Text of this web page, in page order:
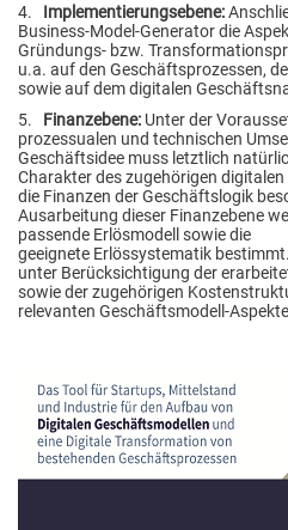
4. Implementierungsebene:
Business-Model-Generator die
Gründungs- bzw.
u.a. auf den Geschäftsprozessen,
sowie auf dem digitalen
5. Finanzebene: Unter der
prozessualen und technischen
Geschäftsidee muss letztlich
Charakter des zugehörigen
die Finanzen der Geschäftslogik
Ausarbeitung dieser Finanzebene
passende Erlösmodell sowie die
geeignete Erlössystematik
unter Berücksichtigung der
sowie der zugehörigen
relevanten Geschäftsmodell-